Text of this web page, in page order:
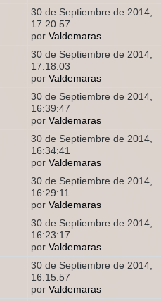
30 de Septiembre de 2014,
17:20:57
porValdemaras
30 de Septiembre de 2014,
17:18:03
porValdemaras
30 de Septiembre de 2014,
16:39:47
porValdemaras
30 de Septiembre de 2014,
16:34:41
porValdemaras
30 de Septiembre de 2014,
16:29:11
porValdemaras
30 de Septiembre de 2014,
16:23:17
porValdemaras
30 de Septiembre de 2014,
16:15:57
porValdemaras